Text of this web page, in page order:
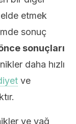
etmek
sonuç
sonuçları
daha hızlı
ve
ve yağ